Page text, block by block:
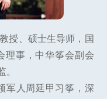
授、硕士生导师，国
理事，中华筝会副会
。
军人周延甲习筝，深